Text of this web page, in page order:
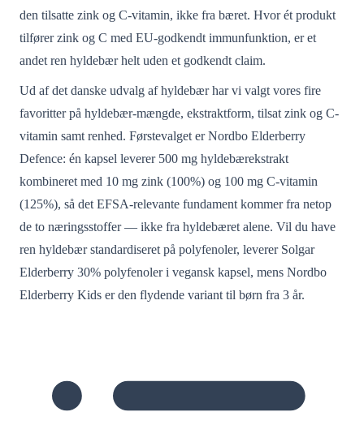
den tilsatte zink og C-vitamin, ikke fra bæret. Hvor ét produkt
tilfører zink og C med EU-godkendt immunfunktion, er et
andet ren hyldebær helt uden et godkendt claim.
Ud af det danske udvalg af hyldebær har vi valgt vores fire
favoritter på hyldebær-mængde, ekstraktform, tilsat zink og C-
vitamin samt renhed. Førstevalget er Nordbo Elderberry
Defence: én kapsel leverer 500 mg hyldebærekstrakt
kombineret med 10 mg zink (100%) og 100 mg C-vitamin
(125%), så det EFSA-relevante fundament kommer fra netop
de to næringsstoffer — ikke fra hyldebæret alene. Vil du have
ren hyldebær standardiseret på polyfenoler, leverer Solgar
Elderberry 30% polyfenoler i vegansk kapsel, mens Nordbo
Elderberry Kids er den flydende variant til børn fra 3 år.